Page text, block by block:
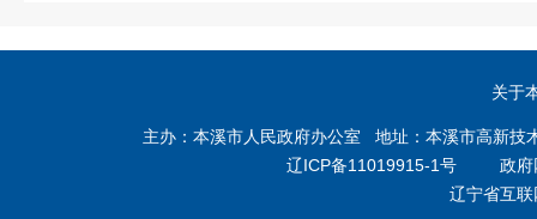
关于
主办：本溪市人民政府办公室 地址：本溪市高新
辽ICP备11019915-1号 政府
辽宁省互